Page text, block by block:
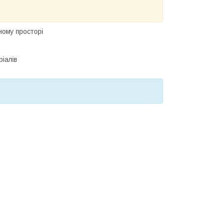
просторі